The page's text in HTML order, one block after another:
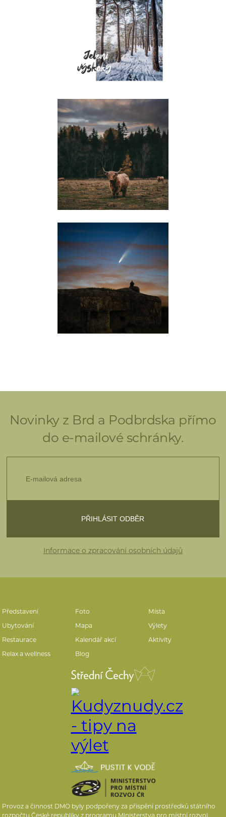
Novinky z Brd a Podbrdska přímo
do e-mailové schránky.
Informace o zpracování osobních údajů
Představení Foto
Místa
Ubytování
Mapa
Výlety
Restaurace
Kalendář akcí
Aktivity
Relax a wellness
Blog
Provoz a činnost DMO byly podpořeny za přispění prostředků státního
rozpočtu České republiky z programu Ministerstva pro místní rozvoj.